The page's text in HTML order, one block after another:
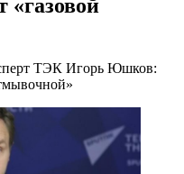
«газовой
ТЭК Игорь Юшков: